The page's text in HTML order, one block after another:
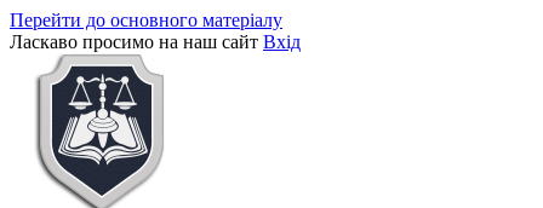
Перейти до основного матеріалу
Ласкаво просимо на наш сайт Вхід